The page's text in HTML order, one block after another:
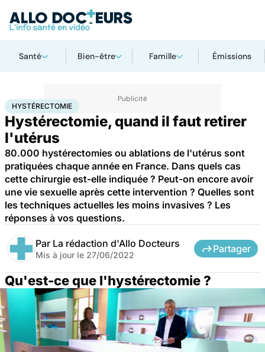
Santé Bien-être Famille Émissions
AccueilSantéMaladies Hystérectomie
HYSTÉRECTOMIE
Hystérectomie, quand il faut retirer
l'utérus
80.000 hystérectomies ou ablations de l'utérus sont
pratiquées chaque année en France. Dans quels cas
cette chirurgie est-elle indiquée ? Peut-on encore avoir
une vie sexuelle après cette intervention ? Quelles sont
les techniques actuelles les moins invasives ? Les
réponses à vos questions.
Par La rédaction d'Allo Docteurs
Mis à jour le 27/06/2022
Partager
Qu'est-ce que l'hystérectomie ?